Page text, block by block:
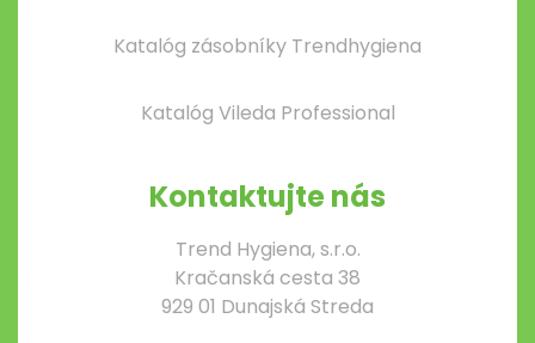
Katalóg zásobníky Trendhygiena
Katalóg Vileda Professional
Kontaktujte nás
Trend Hygiena, s.r.o.
Kračanská cesta 38
929 01 Dunajská Streda